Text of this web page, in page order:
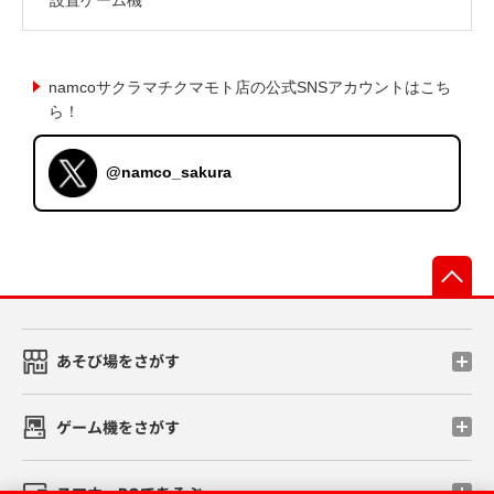
namcoサクラマチクマモト店の公式SNSアカウントはこち
ら！
@namco_sakura
あそび場をさがす
ゲーム機をさがす